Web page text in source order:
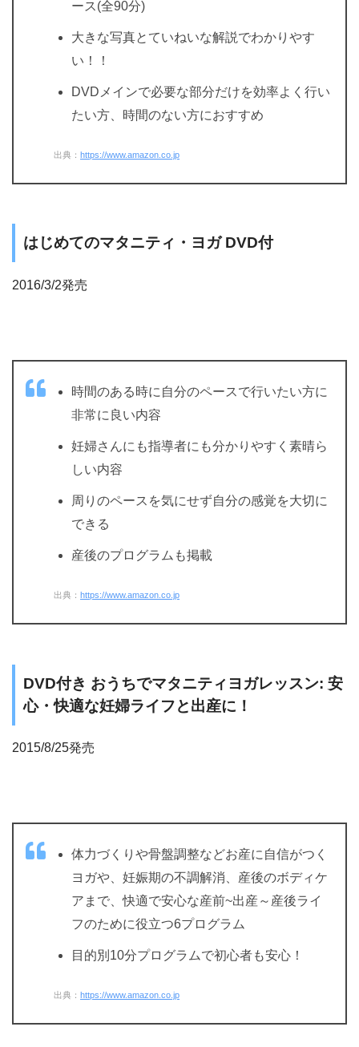
ース(全90分)
大きな写真とていねいな解説でわかりやす
い！！
DVDメインで必要な部分だけを効率よく行い
たい方、時間のない方におすすめ
出典： https://www.amazon.co.jp
はじめてのマタニティ・ヨガ DVD付
2016/3/2発売
時間のある時に自分のペースで行いたい方に
非常に良い内容
妊婦さんにも指導者にも分かりやすく素晴ら
しい内容
周りのペースを気にせず自分の感覚を大切に
できる
産後のプログラムも掲載
出典： https://www.amazon.co.jp
DVD付き おうちでマタニティヨガレッスン: 安
心・快適な妊婦ライフと出産に！
2015/8/25発売
体力づくりや骨盤調整などお産に自信がつく
ヨガや、妊娠期の不調解消、産後のボディケ
アまで、快適で安心な産前~出産～産後ライ
フのために役立つ6プログラム
目的別10分プログラムで初心者も安心！
出典： https://www.amazon.co.jp